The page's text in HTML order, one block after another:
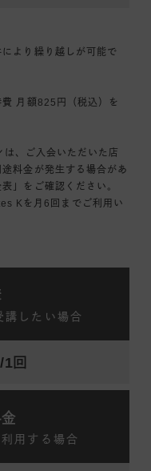
より繰り越しが可能で
月額825円（税込）を
、ご入会いただいた店
料金が発生する場合があ
」をご確認ください。
Kを月6回までご利用い
したい場合
/1回
用する場合